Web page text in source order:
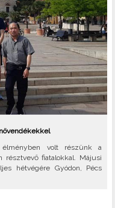
élményben volt részünk a
résztvevő fiatalokkal. Májusi
hétvégére Gyódon, Pécs